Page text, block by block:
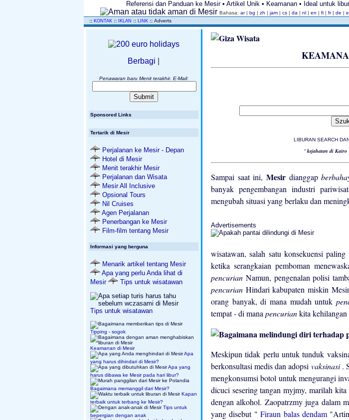
Referensi dan Panduan ke Mesir • Artikel Unik • Keamanan • Ideal untuk
Bahasa: ar | bg | zh | jam | cs | da | nl | en | fi | fr | de |
:: KONTAK :: IKLAN :: LINK :: Adverts
Berbagi
Penawaran baru Menit terakhir. E-Mail:
Sponsored Links
Tertarik di Mesir
Perjalanan ke Mesir - Depan
Hotel di Mesir
Menit terakhir Mesir
Perjalanan dan Wisata
Mesir All Inclusive
Opsional Tours
Nil Cruises
Agen Perjalanan
Penerbangan ke Mesir
Film-film tentang Mesir
Informasi yang berguna
Menarik artikel tentang Mesir
Apa yang perlu Anda lihat di
Mesir
Tips untuk wisatawan
Tips untuk wisatawan
Tipping - sogok
Keamanan di Mesir
Apa
yang harus dihindari di Mesir?
Apa yang
harus dibawa ke Mesir pada hari libur?
Bagaimana memanggil dari Mesir?
Kapan
terbaik untuk terbang ke Mesir?
Tips untuk
bepergian dengan anak
LIBURAN SEARCH
"kejahatan di Kairo
Sampai saat ini, Mesir dianggap
banyak pengembangan industri
mengubah situasi yang berlaku dan
Advertisements
wisatawan, salah satu konsekuensi
ketika serangkaian pemboman
pencurian Namun, pengenalan polisi
pencurian Hindari kabupaten miskin
orang banyak, di mana mudah untuk
tempat - di mana pencuriankita kehilangan
Meskipun tidak perlu untuk tunduk
berkonsultasi medis dan adopsi vaksinasi.
mengkonsumsi botol untuk mengurangi
dicuci sesering tangan myjmy, marilah
dengan alkohol. Zaopatrzmy juga dalam
yang disebut "Firaun balas dendam